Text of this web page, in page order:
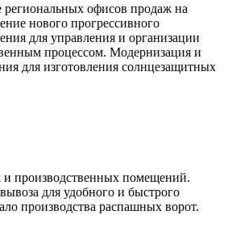
региональных офисов продаж на
нового прогрессивного
для управления и организации
процессом. Модернизация и
для изготовления солнцезащитных
и производственных помещений.
для удобного и быстрого
производства распашных ворот.